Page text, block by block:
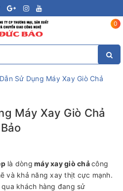
0
Sử Dụng Máy Xay Giò Chả
Máy Xay Giò Chả
là dòng máy xay giò chảcông
và khả năng xay thịt cực mạnh.
khách hàng đang sử